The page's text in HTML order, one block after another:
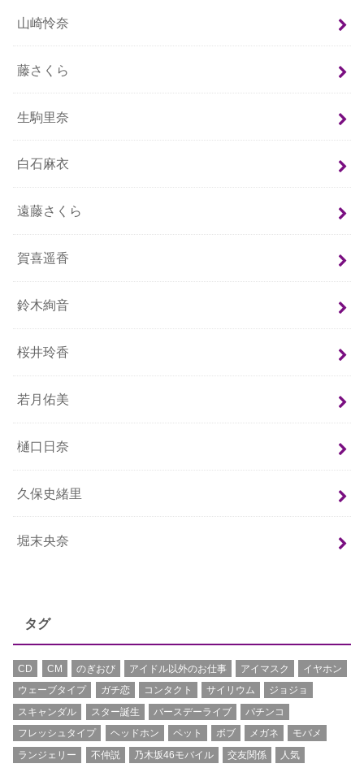
山崎怜奈
藤さくら
生駒里奈
白石麻衣
遠藤さくら
賀喜遥香
鈴木絢音
桜井玲香
若月佑美
樋口日奈
久保史緒里
堀末央奈
タグ
CD CM のぎおび アイドル以外のお仕事 アイマスク
イヤホン
ウェーブタイプ
ガチ恋 コンタクト サイリウム
ジョジョ
スキャンダル
スター誕生 バースデーライブ
パチンコ
フレッシュタイプ
ヘッドホン ペット ボブ メガネ
モバメ
ランジェリー
不仲説 乃木坂46モバイル 交友関係 人気